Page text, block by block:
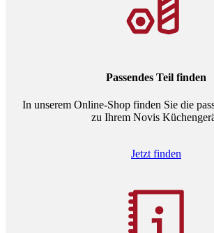
Passendes Teil finden
In unserem Online-Shop finden Sie die
zu Ihrem Novis
Jetzt finden